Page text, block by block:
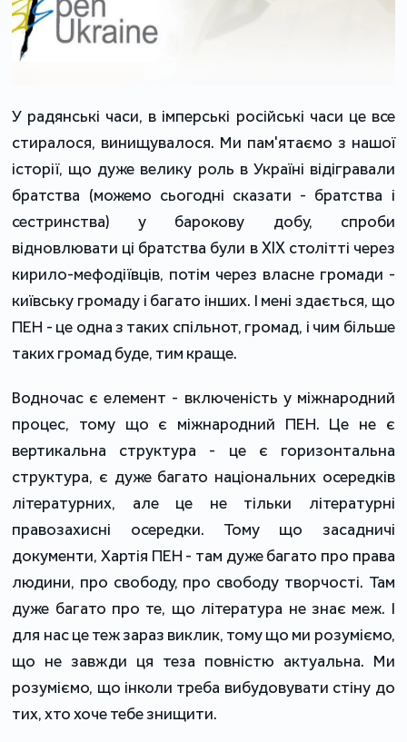
У радянські часи, в імперські російські часи це все
стиралося, винищувалося. Ми пам'ятаємо з нашої
історії, що дуже велику роль в Україні відігравали
братства (можемо сьогодні сказати - братства і
сестринства) у барокову добу, спроби
відновлювати ці братства були в XIX столітті через
кирило-мефодіївців, потім через власне громади -
київську громаду і багато інших. І мені здається, що
ПЕН - це одна з таких спільнот, громад, і чим більше
таких громад буде, тим краще.
Водночас є елемент - включеність у міжнародний
процес, тому що є міжнародний ПЕН. Це не є
вертикальна структура - це є горизонтальна
структура, є дуже багато національних осередків
літературних, але це не тільки літературні
правозахисні осередки. Тому що засадничі
документи, Хартія ПЕН - там дуже багато про права
людини, про свободу, про свободу творчості. Там
дуже багато про те, що література не знає меж. І
для нас це теж зараз виклик, тому що ми розуміємо,
що не завжди ця теза повністю актуальна. Ми
розуміємо, що інколи треба вибудовувати стіну до
тих, хто хоче тебе знищити.